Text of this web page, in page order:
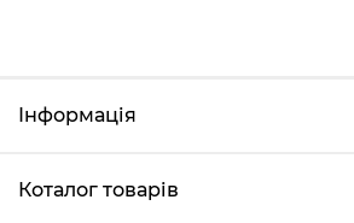
Інформація
Коталог товарів